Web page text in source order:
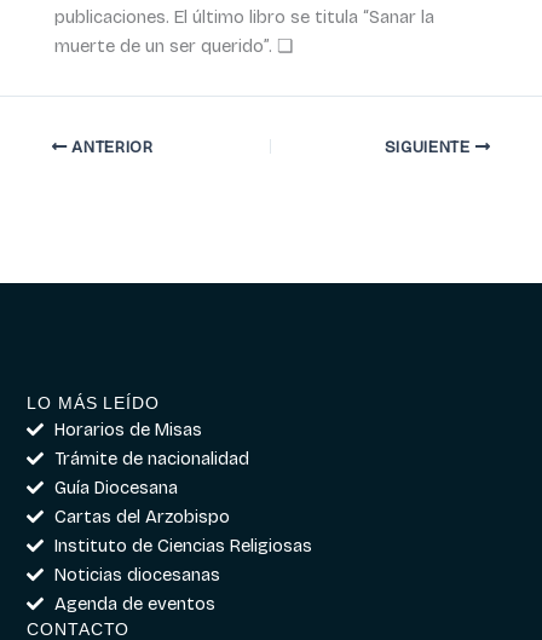
publicaciones. El último libro se titula “Sanar la
muerte de un ser querido”. ❏
ANTERIOR SIGUIENTE
LO MÁS LEÍDO
Horarios de Misas
Trámite de nacionalidad
Guía Diocesana
Cartas del Arzobispo
Instituto de Ciencias Religiosas
Noticias diocesanas
Agenda de eventos
CONTACTO